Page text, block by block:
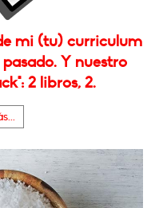
mi (tu) curriculum
Y nuestro
2 libros, 2.